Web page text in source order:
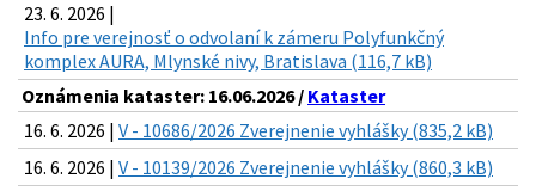
23. 6. 2026 |
Info pre verejnosť o odvolaní k zámeru Polyfunkčný
komplex AURA, Mlynské nivy, Bratislava (116,7 kB)
Oznámenia kataster: 16.06.2026 / Kataster
16. 6. 2026 | V - 10686/2026 Zverejnenie vyhlášky (835,2 kB)
16. 6. 2026 | V - 10139/2026 Zverejnenie vyhlášky (860,3 kB)